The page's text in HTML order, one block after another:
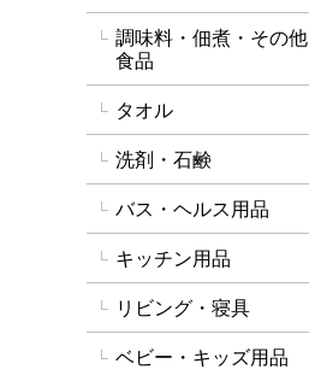
調味料・佃煮・その他
食品
タオル
洗剤・石鹸
バス・ヘルス用品
キッチン用品
リビング・寝具
ベビー・キッズ用品